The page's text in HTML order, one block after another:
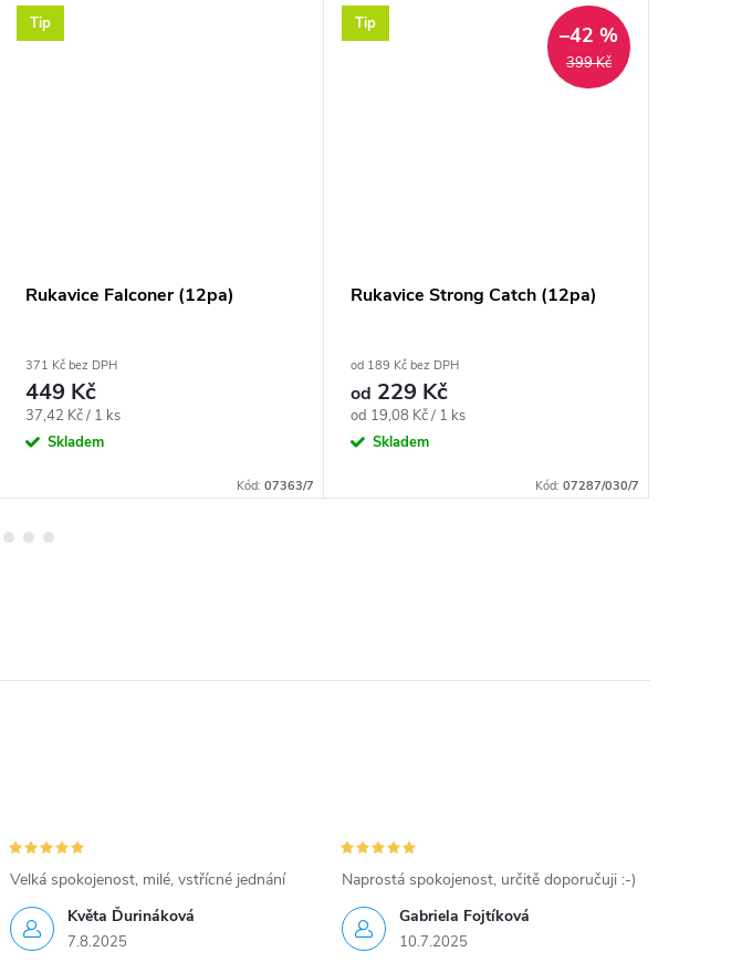
Tip
Rukavice Falconer (12pa)
371 Kč bez DPH
449 Kč
Měrná
cena:
37,42 Kč / 1 ks
Skladem
Kód: 07363/7
Tip
399 Kč
–42 %
Rukavice Strong Catch (12pa)
od 189 Kč bez DPH
od 229 Kč
Měrná
cena:
od 19,08 Kč / 1 ks
Skladem
Kód: 07287/030/7
Květa Ďurináková
7.8.2025
Velká spokojenost, milé, vstřícné jednání
Gabriela Fojtíková
10.7.2025
Naprostá spokojenost, určitě doporučuji :-)